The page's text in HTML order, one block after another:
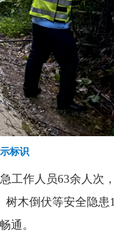
标识
工作人员63余人次
树木倒伏等安全隐患
通。